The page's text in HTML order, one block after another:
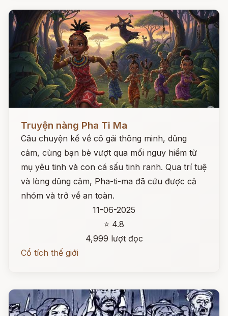
Truyện nàng Pha Ti Ma
Câu chuyện kể về cô gái thông minh, dũng
cảm, cùng bạn bè vượt qua mối nguy hiểm từ
mụ yêu tinh và con cá sấu tinh ranh. Qua trí tuệ
và lòng dũng cảm, Pha-ti-ma đã cứu được cả
nhóm và trở về an toàn.
11-06-2025
⭐ 4.8
4,999 lượt đọc
Cổ tích thế giới